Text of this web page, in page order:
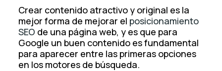
Crear contenido atractivo y original es la
mejor forma de mejorar el posicionamiento
SEO de una página web, y es que para
Google un buen contenido es fundamental
para aparecer entre las primeras opciones
en los motores de búsqueda.